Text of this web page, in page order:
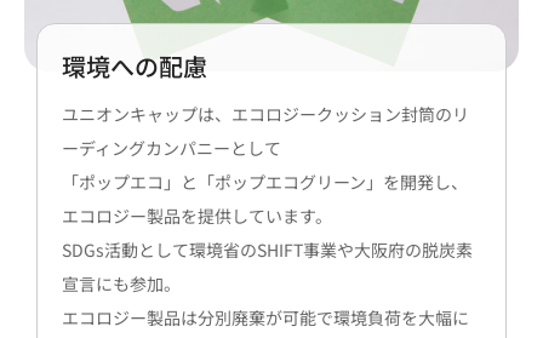
環境への配慮
ユニオンキャップは、エコロジークッション封筒のリ
ーディングカンパニーとして
「ポップエコ」と「ポップエコグリーン」を開発し、
エコロジー製品を提供しています。
SDGs活動として環境省のSHIFT事業や大阪府の脱炭素
宣言にも参加。
エコロジー製品は分別廃棄が可能で環境負荷を大幅に